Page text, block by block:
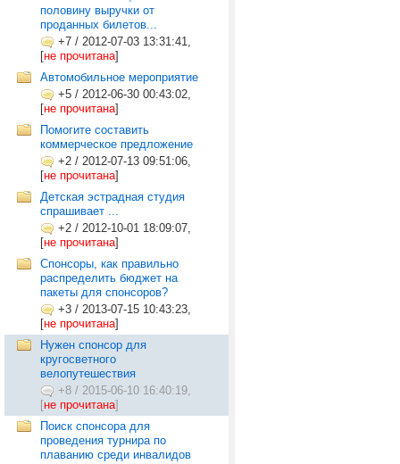
половину выручки от
проданных билетов...
+7 / 2012-07-03 13:31:41,
[не прочитана]
Автомобильное мероприятие
+5 / 2012-06-30 00:43:02,
[не прочитана]
Помогите составить
коммерческое предложение
+2 / 2012-07-13 09:51:06,
[не прочитана]
Детская эстрадная студия
спрашивает ...
+2 / 2012-10-01 18:09:07,
[не прочитана]
Спонсоры, как правильно
распределить бюджет на
пакеты для спонсоров?
+3 / 2013-07-15 10:43:23,
[не прочитана]
Нужен спонсор для
кругосветного
велопутешествия
+8 / 2015-06-10 16:40:19,
[не прочитана]
Поиск спонсора для
проведения турнира по
плаванию среди инвалидов